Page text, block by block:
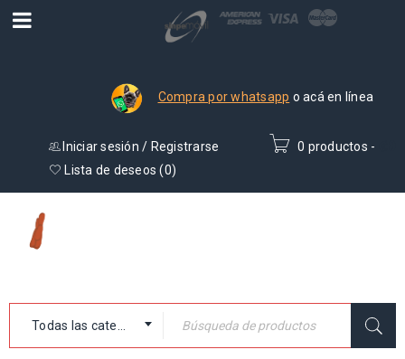
Compra por whatsapp o acá en línea
0 productos -
Iniciar sesión / Registrarse
Lista de deseos (0)
Todas las categorías